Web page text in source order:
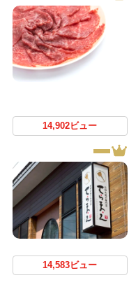
14,902ビュー
14,583ビュー